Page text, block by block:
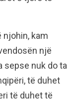
njohin, kam
një
sepse nuk do ta
të duhet
të duhet të